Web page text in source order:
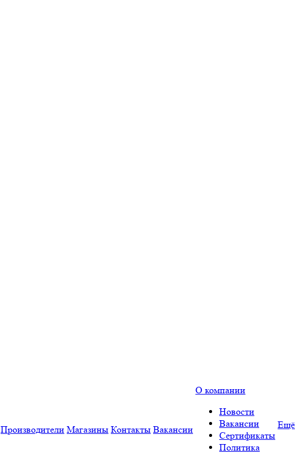
Производители Магазины Контакты Вакансии
О компании
Новости
Вакансии
Сертификаты
Политика
Ещё